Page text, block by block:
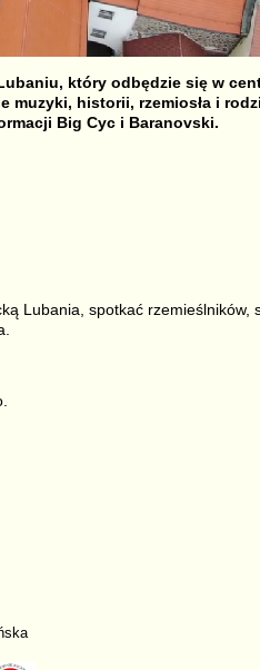
który odbędzie się w
muzyki, historii, rzemiosła i
Big Cyc i Baranovski.
Lubania, spotkać rzemieślników,